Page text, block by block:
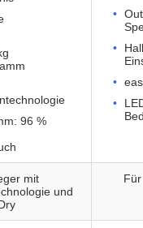
96 %
mit
und